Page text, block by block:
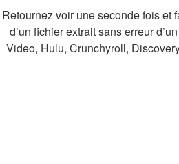
Retournez voir une seconde fois et
d’un fichier extrait sans erreur
Video, Hulu, Crunchyroll,